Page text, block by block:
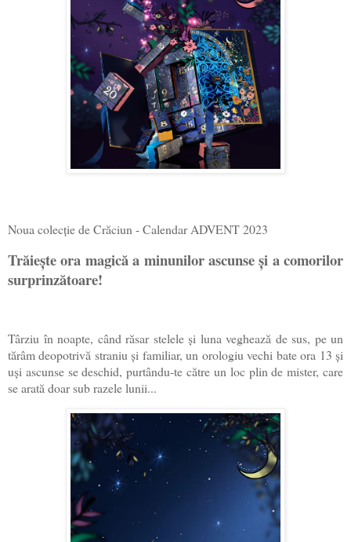
Noua colecție de Crăciun - Calendar ADVENT 2023
Trăiește ora magică a minunilor ascunse și a comorilor
surprinzătoare!
Târziu în noapte, când răsar stelele și luna veghează de sus, pe un
tărâm deopotrivă straniu și familiar, un orologiu vechi bate ora 13 și
uși ascunse se deschid, purtându-te către un loc plin de mister, care
se arată doar sub razele lunii...